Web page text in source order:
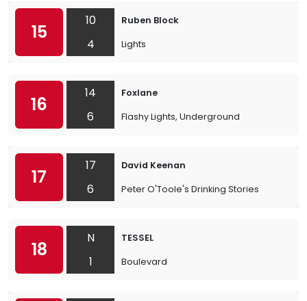
15
10
4
Ruben Block
Lights
16
14
6
Foxlane
Flashy Lights, Underground
17
17
6
David Keenan
Peter O'Toole's Drinking Stories
18
N
1
TESSEL
Boulevard